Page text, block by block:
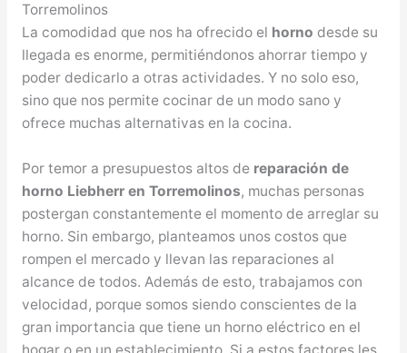
Torremolinos
La comodidad que nos ha ofrecido el horno desde su
llegada es enorme, permitiéndonos ahorrar tiempo y
poder dedicarlo a otras actividades. Y no solo eso,
sino que nos permite cocinar de un modo sano y
ofrece muchas alternativas en la cocina.
Por temor a presupuestos altos de reparación de
horno Liebherr en Torremolinos, muchas personas
postergan constantemente el momento de arreglar su
horno. Sin embargo, planteamos unos costos que
rompen el mercado y llevan las reparaciones al
alcance de todos. Además de esto, trabajamos con
velocidad, porque somos siendo conscientes de la
gran importancia que tiene un horno eléctrico en el